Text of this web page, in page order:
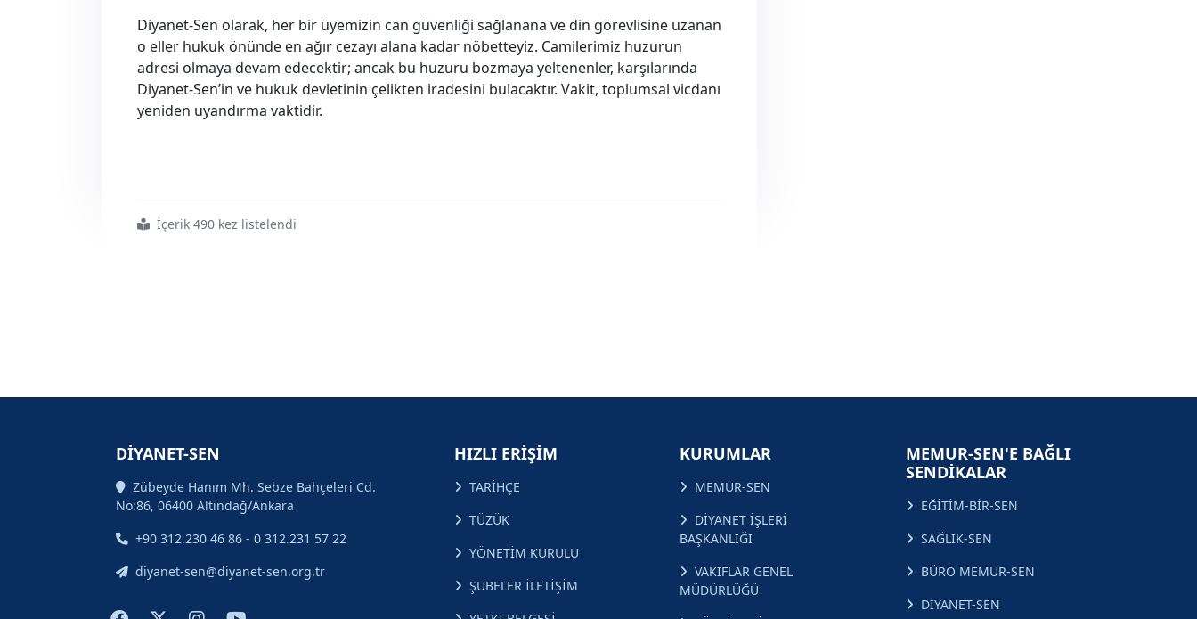
Diyanet-Sen olarak, her bir üyemizin can güvenliği sağlanana ve din görevlisine uzanan
o eller hukuk önünde en ağır cezayı alana kadar nöbetteyiz. Camilerimiz huzurun
adresi olmaya devam edecektir; ancak bu huzuru bozmaya yeltenenler, karşılarında
Diyanet-Sen’in ve hukuk devletinin çelikten iradesini bulacaktır. Vakit, toplumsal vicdanı
yeniden uyandırma vaktidir.
#toplumsal
#şiddet
#sarmalına
#sürükleniyoruz
İçerik 490 kez listelendi
DİYANET-SEN
Zübeyde Hanım Mh. Sebze Bahçeleri Cd.
No:86, 06400 Altındağ/Ankara
+90 312.230 46 86 - 0 312.231 57 22
diyanet-sen@diyanet-sen.org.tr
HIZLI ERİŞİM
TARİHÇE
TÜZÜK
YÖNETİM KURULU
ŞUBELER İLETİŞİM
KURUMLAR
MEMUR-SEN
DİYANET İŞLERİ
BAŞKANLIĞI
VAKIFLAR GENEL
MÜDÜRLÜĞÜ
MEMUR-SEN'E BAĞLI
SENDİKALAR
EĞİTİM-BİR-SEN
SAĞLIK-SEN
BÜRO MEMUR-SEN
DİYANET-SEN